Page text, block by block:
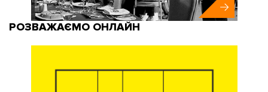
РОЗВАЖАЄМО ОНЛАЙН